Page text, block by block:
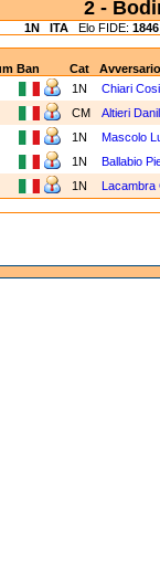
2 -
1N ITA Elo FIDE: 1846
Ban Cat
Avversario
1N
Chiari
CM
Altieri
1N
Mascolo
1N
Ballabio
1N Lacambra